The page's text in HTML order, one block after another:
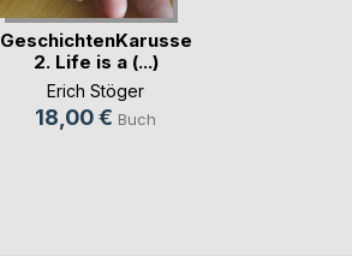
GeschichtenKarussell
2. Life is a (...)
Erich Stöger
18,00 € Buch